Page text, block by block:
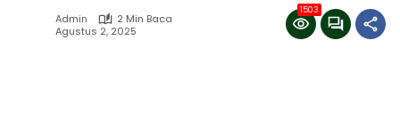
Admin
2 Min Baca
Agustus 2, 2025
1503